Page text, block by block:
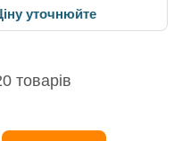
переливу W72A-170-
A2
уточнюйте
товарів